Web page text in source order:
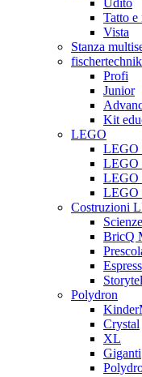
Tatto
Vista
Stanza
Profi
Junior
Kit
LEGO
LEGO
LEGO
LEGO
LEGO
Costruzioni
Scienze
BricQ
Polydron
Crystal
XL
Giganti